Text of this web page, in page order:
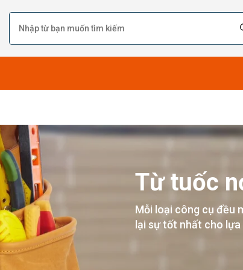
Từ tuốc
Mỗi loại công cụ đều
lại sự tốt nhất cho lựa